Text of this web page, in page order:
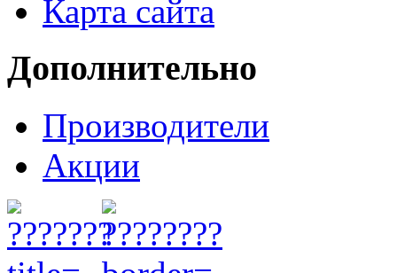
Карта сайта
Дополнительно
Производители
Акции